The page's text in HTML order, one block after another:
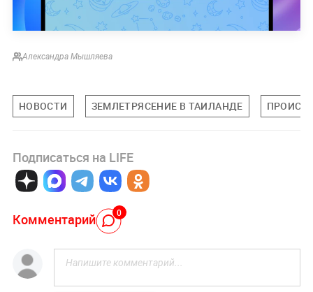
Александра Мышляева
НОВОСТИ ЗЕМЛЕТРЯСЕНИЕ В ТАИЛАНДЕ
Подписаться на LIFE
Комментарий 0